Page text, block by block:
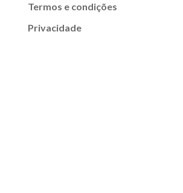
Termos e condições
Privacidade